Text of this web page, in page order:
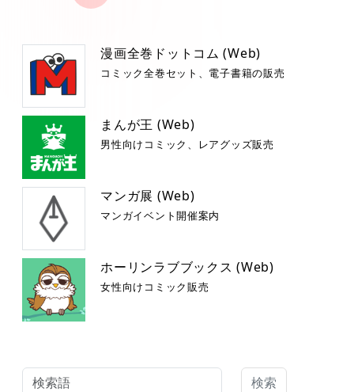
漫画全巻ドットコム (Web)
コミック全巻セット、電子書籍の販売
まんが王 (Web)
男性向けコミック、レアグッズ販売
マンガ展 (Web)
マンガイベント開催案内
ホーリンラブブックス (Web)
女性向けコミック販売
検索